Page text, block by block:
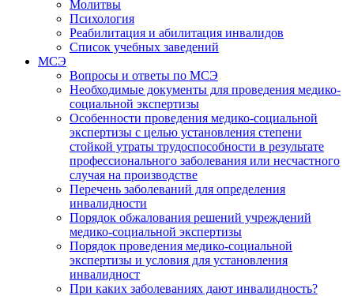
Молитвы
Психология
Реабилитация и абилитация инвалидов
Список учебных заведений
МСЭ
Вопросы и ответы по МСЭ
Необходимые документы для проведения медико-
социальной экспертизы
Особенности проведения медико-социальной
экспертизы с целью установления степени
стойкой утраты трудоспособности в результате
профессионального заболевания или несчастного
случая на производстве
Перечень заболеваний для определения
инвалидности
Порядок обжалования решений учреждений
медико-социальной экспертизы
Порядок проведения медико-социальной
экспертизы и условия для установления
инвалидност
При каких заболеваниях дают инвалидность?